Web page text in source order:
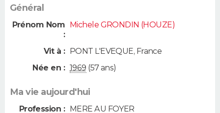
Général
Prénom Nom
:
Michele GRONDIN (HOUZE)
Vit à : PONT L'EVEQUE, France
Née en : 1969 (57 ans)
Ma vie aujourd'hui
Profession : MERE AU FOYER